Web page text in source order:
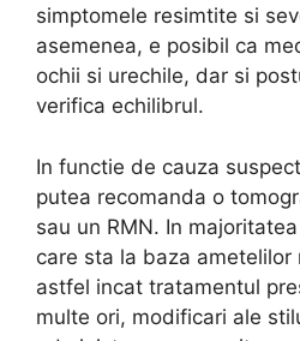
simptomele resimtite si
asemenea, e posibil ca
ochii si urechile, dar si
verifica echilibrul.
In functie de cauza
putea recomanda o
sau un RMN. In
care sta la baza ametelilor
astfel incat tratamentul
multe ori, modificari ale